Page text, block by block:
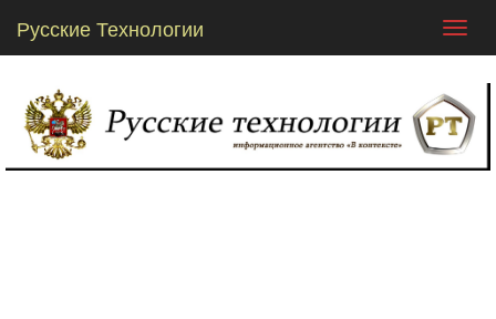
Русские Технологии